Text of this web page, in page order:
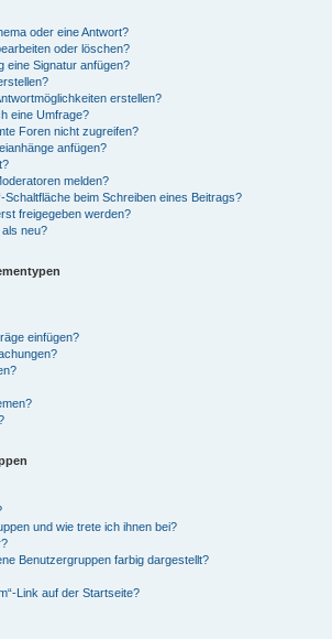
oder eine Antwort?
oder löschen?
eine Signatur anfügen?
erstellen?
eine Umfrage?
Foren nicht zugreifen?
anfügen?
melden?
Schaltfläche beim Schreiben eines Beitrags?
freigegeben werden?
neu?
einfügen?
und wie trete ich ihnen bei?
Benutzergruppen farbig dargestellt?
Link auf der Startseite?